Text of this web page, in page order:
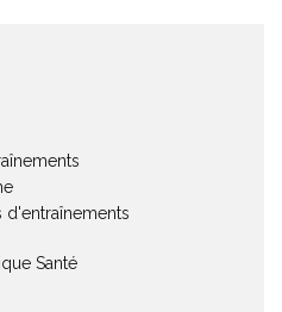
d'entraînements
Santé